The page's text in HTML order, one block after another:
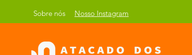
Sobre nós Nosso Instagram